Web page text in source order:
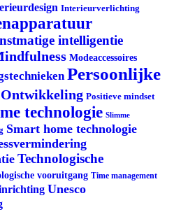
Interieurverlichting
intelligentie
Modeaccessoires
Persoonlijke
Positieve mindset
technologie Slimme
Smart home technologie
Technologische
vooruitgang Time management
Unesco